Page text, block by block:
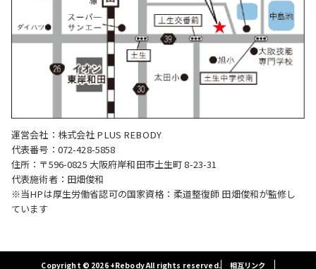
運営会社：株式会社 PLUS REBODY
代表番号：072-428-5858
住所：〒596-0825 大阪府岸和田市土生町 8-23-31
代表施術者：田畑俊和
※当HPは厚生労働省認可の国家資格：柔道整復師 田畑俊和が監修し
ています
Copyright © 2026 +Rebody All rights reserved. 相互リンク